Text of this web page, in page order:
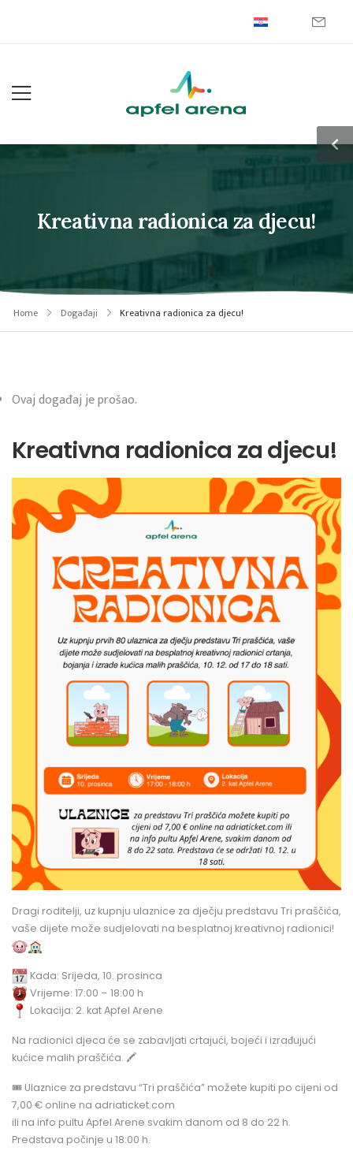
Kreativna radionica za djecu!
Home Događaji Kreativna radionica za djecu!
Ovaj događaj je prošao.
Kreativna radionica za djecu!
Dragi roditelji, uz kupnju ulaznice za dječju predstavu Tri praščića,
vaše dijete može sudjelovati na besplatnoj kreativnoj radionici!
Kada: Srijeda, 10. prosinca
Vrijeme: 17:00 – 18:00 h
Lokacija: 2. kat Apfel Arene
Na radionici djeca će se zabavljati crtajući, bojeći i izrađujući
kućice malih praščića. 🖍️
🎟️ Ulaznice za predstavu “Tri praščića” možete kupiti po cijeni od
7,00 € online na adriaticket.com
ili na info pultu Apfel Arene svakim danom od 8 do 22 h.
Predstava počinje u 18:00 h.